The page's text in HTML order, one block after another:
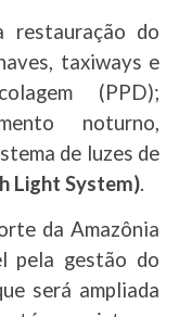
restauração do
taxiways e
(PPD);
noturno,
de luzes de
Light System).
da Amazônia
pela gestão do
será ampliada